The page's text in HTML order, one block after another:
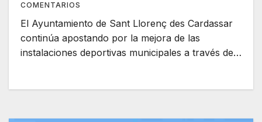
COMENTARIOS
El Ayuntamiento de Sant Llorenç des Cardassar
continúa apostando por la mejora de las
instalaciones deportivas municipales a través de…